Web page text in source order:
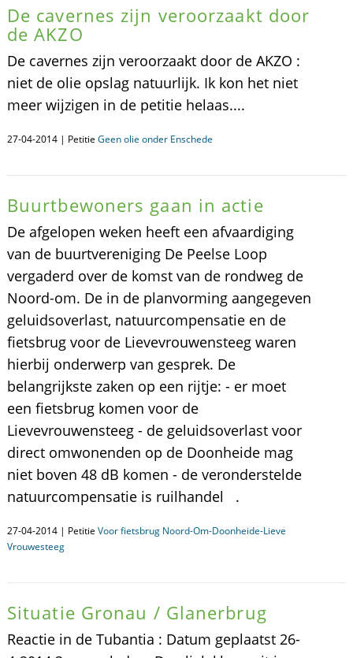
De cavernes zijn veroorzaakt door
de AKZO
De cavernes zijn veroorzaakt door de AKZO :
niet de olie opslag natuurlijk. Ik kon het niet
meer wijzigen in de petitie helaas....
27-04-2014 | Petitie Geen olie onder Enschede
Buurtbewoners gaan in actie
De afgelopen weken heeft een afvaardiging
van de buurtvereniging De Peelse Loop
vergaderd over de komst van de rondweg de
Noord-om. De in de planvorming aangegeven
geluidsoverlast, natuurcompensatie en de
fietsbrug voor de Lievevrouwensteeg waren
hierbij onderwerp van gesprek. De
belangrijkste zaken op een rijtje: - er moet
een fietsbrug komen voor de
Lievevrouwensteeg - de geluidsoverlast voor
direct omwonenden op de Doonheide mag
niet boven 48 dB komen - de veronderstelde
natuurcompensatie is ruilhandel .
27-04-2014 | Petitie Voor fietsbrug Noord-Om-Doonheide-Lieve
Vrouwesteeg
Situatie Gronau / Glanerbrug
Reactie in de Tubantia : Datum geplaatst 26-